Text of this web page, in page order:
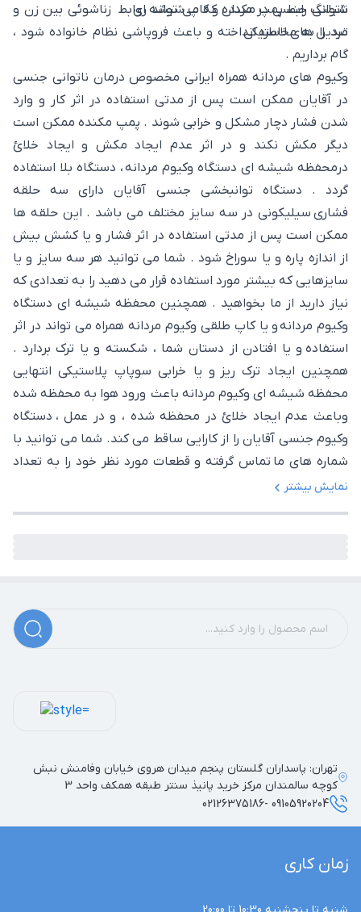
ناتوانی جنسی در مردان که می تواند روابط زناشوئی بین زن و
مرد را به مخاطره انداخته و باعث فروپاشی نظام خانواده شود ،
گام برداریم .
شیلنگ رابط پمپ مکنده و کاپ شیشه ای
تبدیل های لاستیکی
وکیوم های مردانه همراه ایرانی مخصوص درمان ناتوانی جنسی
در آقایان ممکن است پس از مدتی استفاده در اثر کار و وارد
شدن فشار دچار مشکل و خرابی شوند . پمپ مکنده ممکن است
دیگر مکش نکند و در اثر عدم ایجاد مکش و ایجاد خلائ
درمحفظه شیشه ای دستگاه وکیوم مردانه ، دستگاه بلا استفاده
گردد . دستگاه توانبخشی جنسی آقایان دارای سه حلقه
فشاری سیلیکونی در سه سایز مختلف می باشد . این حلقه ها
ممکن است پس از مدتی استفاده در اثر فشار و یا کشش بیش
از اندازه پاره و یا سوراخ شود . شما می توانید هر سه سایز و یا
سایزهایی که بیشتر مورد استفاده قرار می دهید را به تعدادی که
نیاز دارید از ما بخواهید . همچنین محفظه شیشه ای دستگاه
وکیوم مردانه و یا کاپ طلقی وکیوم مردانه همراه می تواند در اثر
استفاده و یا افتادن از دستان شما ، شکسته و یا ترک بردارد .
همچنین ایجاد ترک ریز و یا خرابی سوپاپ پلاستیکی انتهایی
محفظه شیشه ای وکیوم مردانه باعث ورود هوا به محفظه شده
وباعث عدم ایجاد خلائ در محفظه شده ، و در عمل ، دستگاه
وکیوم جنسی آقایان را از کارایی ساقط می کند. شما می توانید با
شماره های ما تماس گرفته و قطعات مورد نظر خود را به تعداد
کافی سفارش دهید و بسته را به صورت کاملا محرمانه درب منزل
نمایش بیشتر
زمان کاری
تهران: پاسداران گلستان پنجم میدان هروی خیابان وفامنش نبش
کوچه سالمندان مرکز خرید پانیذ سنتر طبقه همکف واحد 3
09105920204 -02126375186